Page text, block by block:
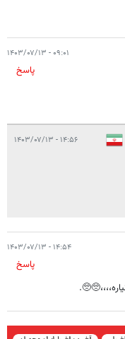
۰۹:۰۱ - ۱۴۰۳/۰۷/۱۳
پاسخ
۱۴:۵۶ - ۱۴۰۳/۰۷/۱۳
۱۴:۵۴ - ۱۴۰۳/۰۷/۱۳
پاسخ